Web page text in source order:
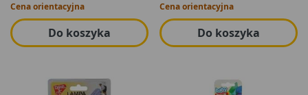
Cena orientacyjna
Do koszyka
Cena orientacyjna
Do koszyka